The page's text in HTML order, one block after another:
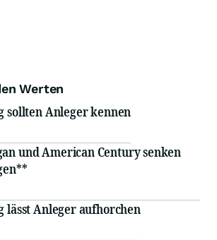
Werten
sollten Anleger kennen
und American Century senken
lässt Anleger aufhorchen